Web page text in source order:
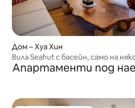
Дом – Хуа Хин
Вила Seahut с басейн, само на
от плажа.
Апартаменти под